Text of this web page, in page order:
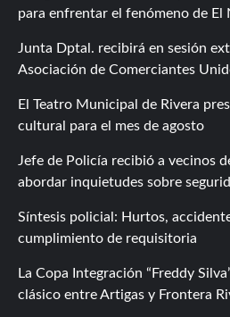
para enfrentar el fenómeno de El
Junta Dptal. recibirá en sesión
Asociación de Comerciantes
El Teatro Municipal de Rivera
cultural para el mes de agosto
Jefe de Policía recibió a vecinos
abordar inquietudes sobre
Síntesis policial: Hurtos,
cumplimiento de requisitoria
La Copa Integración “Freddy
clásico entre Artigas y Frontera